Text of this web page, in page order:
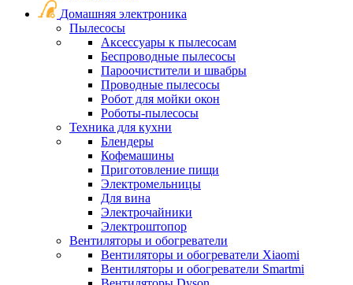
Домашняя электроника
Пылесосы
Аксессуары к пылесосам
Беспроводные пылесосы
Пароочистители и швабры
Проводные пылесосы
Робот для мойки окон
Роботы-пылесосы
Техника для кухни
Блендеры
Кофемашины
Приготовление пищи
Электромельницы
Для вина
Электрочайники
Электроштопор
Вентиляторы и обогреватели
Вентиляторы и обогреватели Xiaomi
Вентиляторы и обогреватели Smartmi